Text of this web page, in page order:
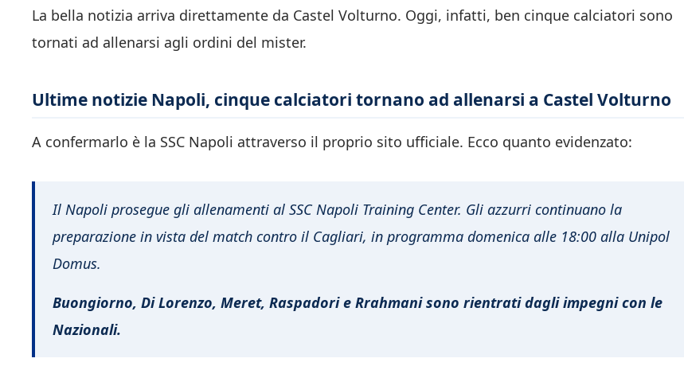
La bella notizia arriva direttamente da Castel Volturno. Oggi, infatti, ben cinque calciatori sono
tornati ad allenarsi agli ordini del mister.
Ultime notizie Napoli, cinque calciatori tornano ad allenarsi a Castel Volturno
A confermarlo è la SSC Napoli attraverso il proprio sito ufficiale. Ecco quanto evidenzato:
Il Napoli prosegue gli allenamenti al SSC Napoli Training Center. Gli azzurri continuano la
preparazione in vista del match contro il Cagliari, in programma domenica alle 18:00 alla Unipol
Domus.
Buongiorno, Di Lorenzo, Meret, Raspadori e Rrahmani sono rientrati dagli impegni con le
Nazionali.